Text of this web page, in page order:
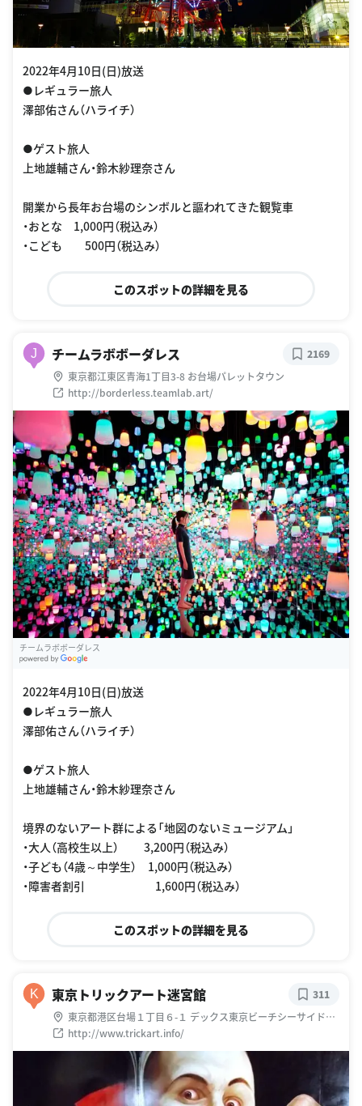
2022年4月10日(日)放送
●レギュラー旅人
澤部佑さん（ハライチ）
●ゲスト旅人
上地雄輔さん・鈴木紗理奈さん
開業から長年お台場のシンボルと謳われてきた観覧車
・おとな 1,000円（税込み）
・こども 500円（税込み）
このスポットの詳細を見る
J チームラボボーダレス
東京都江東区青海1丁目3-8 お台場パレットタウン
http://borderless.teamlab.art/
2169
チームラボボーダレス
2022年4月10日(日)放送
●レギュラー旅人
澤部佑さん（ハライチ）
●ゲスト旅人
上地雄輔さん・鈴木紗理奈さん
境界のないアート群による「地図のないミュージアム」
・大人（高校生以上） 3,200円（税込み）
・子ども（4歳～中学生） 1,000円（税込み）
・障害者割引 1,600円（税込み）
このスポットの詳細を見る
K 東京トリックアート迷宮館
東京都港区台場１丁目６-１ デックス東京ビーチシーサイドモ
ール 4F
http://www.trickart.info/
311